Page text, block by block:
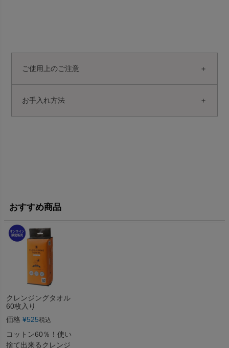
ご使用上のご注意
お手入れ方法
おすすめ商品
クレンジングタオル
60枚入り
価格 ¥525税込
コットン60％！使い
捨て出来るクレンジ